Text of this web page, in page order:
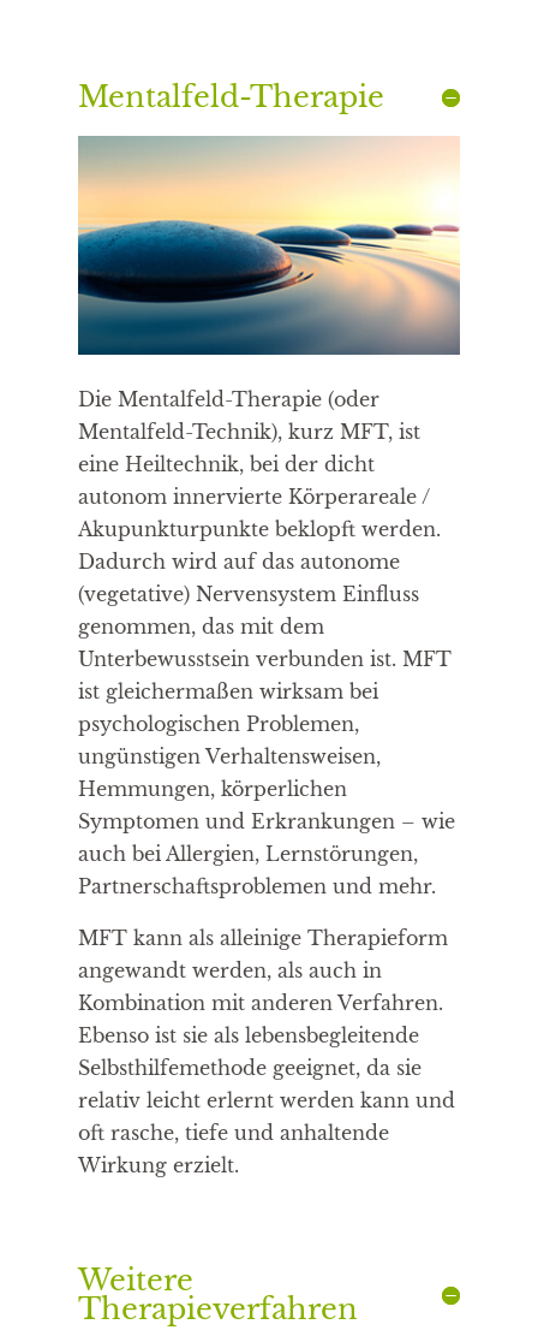
Mentalfeld-Therapie
Die Mentalfeld-Therapie (oder
Mentalfeld-Technik), kurz MFT, ist
eine Heiltechnik, bei der dicht
autonom innervierte Körperareale /
Akupunkturpunkte beklopft werden.
Dadurch wird auf das autonome
(vegetative) Nervensystem Einfluss
genommen, das mit dem
Unterbewusstsein verbunden ist. MFT
ist gleichermaßen wirksam bei
psychologischen Problemen,
ungünstigen Verhaltensweisen,
Hemmungen, körperlichen
Symptomen und Erkrankungen – wie
auch bei Allergien, Lernstörungen,
Partnerschaftsproblemen und mehr.
MFT kann als alleinige Therapieform
angewandt werden, als auch in
Kombination mit anderen Verfahren.
Ebenso ist sie als lebensbegleitende
Selbsthilfemethode geeignet, da sie
relativ leicht erlernt werden kann und
oft rasche, tiefe und anhaltende
Wirkung erzielt.
Weitere
Therapieverfahren